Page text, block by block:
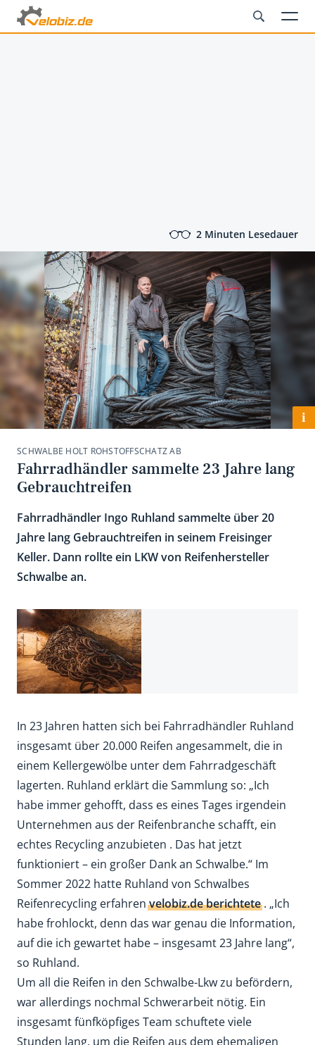
2 Minuten Lesedauer
i
SCHWALBE HOLT ROHSTOFFSCHATZ AB
Fahrradhändler sammelte 23 Jahre lang
Gebrauchtreifen
Fahrradhändler Ingo Ruhland sammelte über 20
Jahre lang Gebrauchtreifen in seinem Freisinger
Keller. Dann rollte ein LKW von Reifenhersteller
Schwalbe an.
In 23 Jahren hatten sich bei Fahrradhändler Ruhland
insgesamt über 20.000 Reifen angesammelt, die in
einem Kellergewölbe unter dem Fahrradgeschäft
lagerten. Ruhland erklärt die Sammlung so: „Ich
habe immer gehofft, dass es eines Tages irgendein
Unternehmen aus der Reifenbranche schafft, ein
echtes Recycling anzubieten . Das hat jetzt
funktioniert – ein großer Dank an Schwalbe.“ Im
Sommer 2022 hatte Ruhland von Schwalbes
Reifenrecycling erfahrenvelobiz.de berichtete. „Ich
habe frohlockt, denn das war genau die Information,
auf die ich gewartet habe – insgesamt 23 Jahre lang“,
so Ruhland.
Um all die Reifen in den Schwalbe-Lkw zu befördern,
war allerdings nochmal Schwerarbeit nötig. Ein
insgesamt fünfköpfiges Team schuftete viele
Stunden lang, um die Reifen aus dem ehemaligen